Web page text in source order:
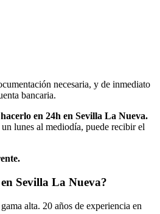
necesaria, y de inmediato
bancaria.
en 24h en Sevilla La Nueva.
lunes al mediodía, puede recibir el
Sevilla La Nueva?
alta. 20 años de experiencia en